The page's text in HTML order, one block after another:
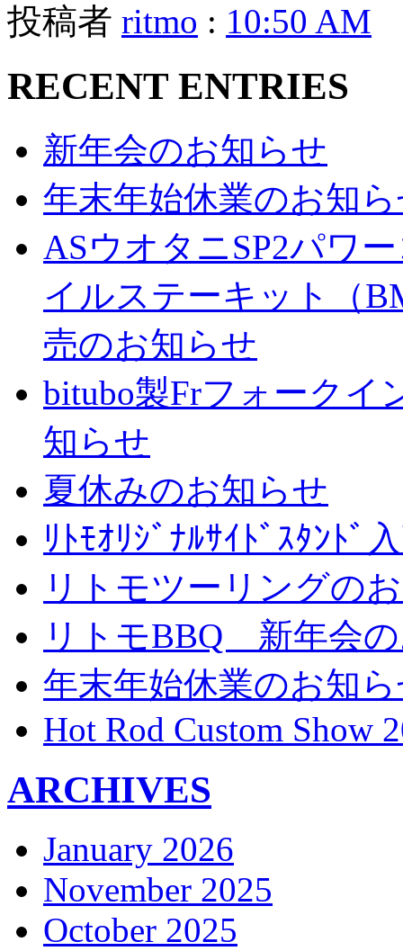
投稿者 ritmo : 10:50 AM
RECENT ENTRIES
新年会のお知らせ
年末年始休業のお知
ASウオタニSP2パワ
イルステーキット（
売のお知らせ
bitubo製Frフォークイ
知らせ
夏休みのお知らせ
ﾘﾄﾓｵﾘｼﾞﾅﾙｻｲﾄﾞｽﾀﾝﾄﾞ
リトモツーリングの
リトモBBQ 新年会
年末年始休業のお知
Hot Rod Custom Show
ARCHIVES
January 2026
November 2025
October 2025